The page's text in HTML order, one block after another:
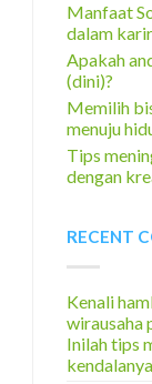
Manfaat
dalam karir
Apakah
(dini)?
Memilih
menuju
Tips
dengan
RECENT
Kenali
wirausaha
Inilah tips
kendalanya